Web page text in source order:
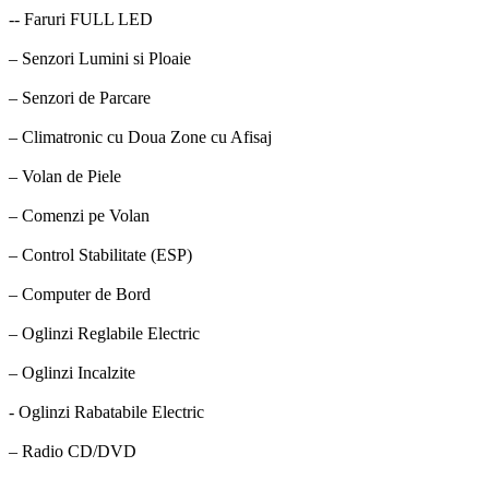
-- Faruri FULL LED
– Senzori Lumini si Ploaie
– Senzori de Parcare
– Climatronic cu Doua Zone cu Afisaj
– Volan de Piele
– Comenzi pe Volan
– Control Stabilitate (ESP)
– Computer de Bord
– Oglinzi Reglabile Electric
– Oglinzi Incalzite
- Oglinzi Rabatabile Electric
– Radio CD/DVD